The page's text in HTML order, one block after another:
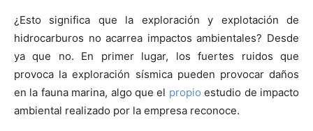
¿Esto significa que la exploración y explotación de
hidrocarburos no acarrea impactos ambientales? Desde
ya que no. En primer lugar, los fuertes ruidos que
provoca la exploración sísmica pueden provocar daños
en la fauna marina, algo que el propio estudio de impacto
ambiental realizado por la empresa reconoce.